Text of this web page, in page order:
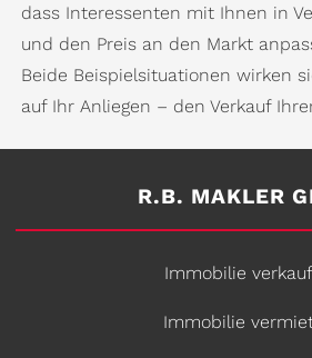
dass Interessenten mit Ihnen in
und den Preis an den Markt
Beide Beispielsituationen wirken
auf Ihr Anliegen – den Verkauf
R.B. MAKLER
Immobilie
Immobilie